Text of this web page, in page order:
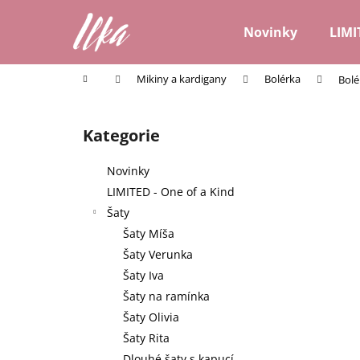
Novinky
Domů Mikiny a kardigany Bolérka
Přeskočit
kategorie
Kategorie
Novinky
LIMITED - One of a Kind
Šaty
Šaty Míša
Šaty Verunka
Šaty Iva
Šaty na ramínka
Šaty Olivia
Šaty Rita
í
Zpět
do
Zpět
do